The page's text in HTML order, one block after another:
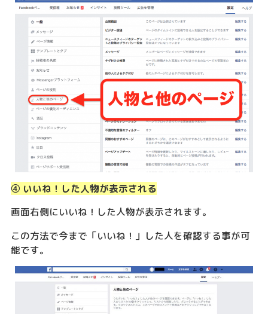
④ いいね！した人物が表示される
画面右側にいいね！した人物が表示されます。
この方法で今まで「いいね！」した人を確認する事が可
能です。